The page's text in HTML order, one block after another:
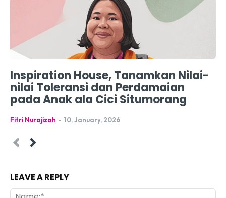
Inspiration House, Tanamkan Nilai-
nilai Toleransi dan Perdamaian
pada Anak ala Cici Situmorang
Fitri Nurajizah - 10, January, 2026
LEAVE A REPLY